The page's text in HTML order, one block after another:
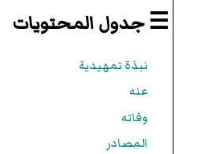
☰ جدول المحتويات
نبذة تمهيدية
عنه
وفاته
المصادر